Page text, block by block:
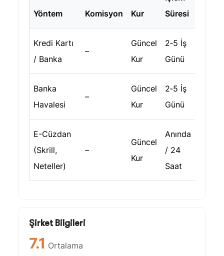
Yöntem Komisyon Kur
Süresi
Kredi Kartı
/ Banka
–
Güncel
Kur
2‑5 İş
Günü
Banka
Havalesi
–
Güncel
Kur
2‑5 İş
Günü
E-Cüzdan
(Skrill,
Neteller)
–
Güncel
Kur
Anında
/ 24
Saat
Şirket Bilgileri
7.1 Ortalama